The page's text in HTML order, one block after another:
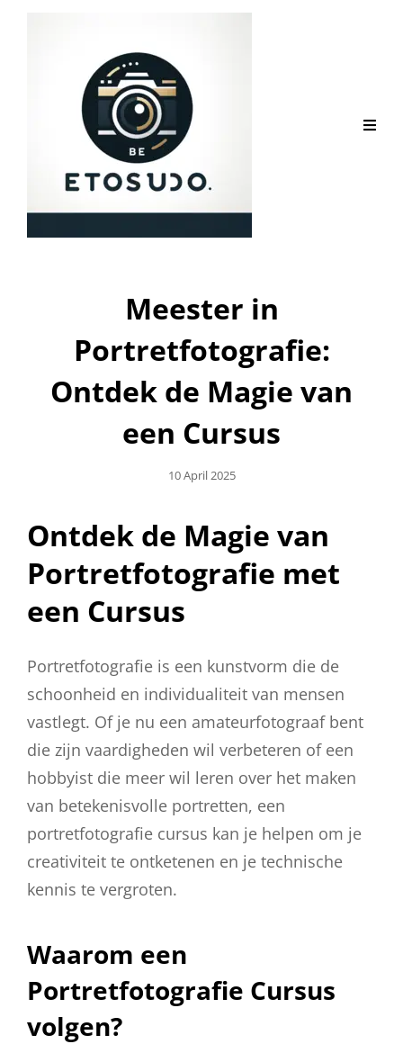
Meester in
Portretfotografie:
Ontdek de Magie van
een Cursus
Geplaatst
10 April 2025
Ontdek de Magie van
Portretfotografie met
een Cursus
Portretfotografie is een kunstvorm die de
schoonheid en individualiteit van mensen
vastlegt. Of je nu een amateurfotograaf bent
die zijn vaardigheden wil verbeteren of een
hobbyist die meer wil leren over het maken
van betekenisvolle portretten, een
portretfotografie cursus kan je helpen om je
creativiteit te ontketenen en je technische
kennis te vergroten.
Waarom een
Portretfotografie Cursus
volgen?